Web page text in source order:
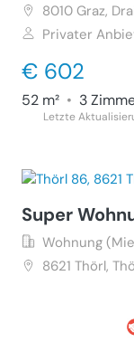
8010 Graz,
Privater
€ 602
52 m² • 3
Letzte
Super
Wohnung
8621 Thörl,